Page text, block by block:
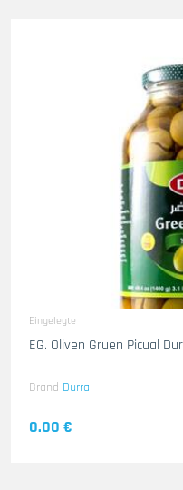
Eingelegte
Brand Durra
0.00 €